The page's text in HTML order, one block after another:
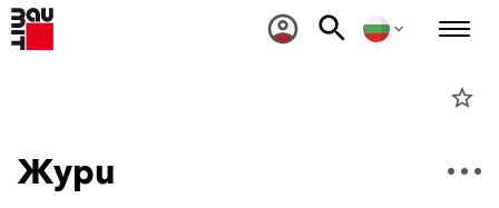
star_border
Жури